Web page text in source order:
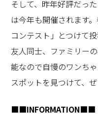
そして、昨年好評だっ
は今年も開催されます
コンテスト」とつけて
友人同士、ファミリー
能なので自慢のワンち
スポットを見つけて、
■■INFORMATION■■